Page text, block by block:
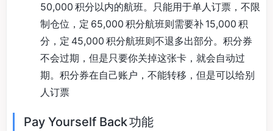
50,000 积分以内的航班。只能用于单人订票，不限
制仓位，定 65,000 积分航班则需要补 15,000 积
分，定 45,000 积分航班则不退多出部分。积分券
不会过期，但是只要你关掉这张卡，就会自动过
期。积分券在自己账户，不能转移，但是可以给别
人订票
Pay Yourself Back 功能